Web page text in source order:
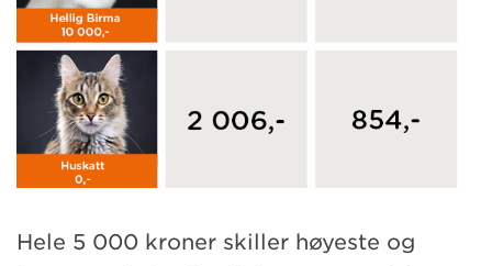
Hele 5 000 kroner skiller høyeste og